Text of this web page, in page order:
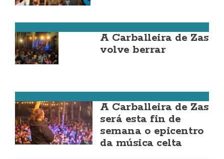
A Carballeira de Zas
volve berrar
A Carballeira de Zas
será esta fin de
semana o epicentro
da música celta